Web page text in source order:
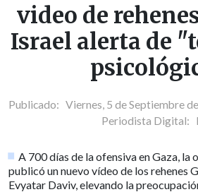
video de
Israel alerta de
Publicado: Viernes, 5 de Septiembre
Periodista Digital:
A 700 días de la ofensiva en Gaza,
publicó un nuevo vídeo de los rehenes
Evyatar Daviv, elevando la